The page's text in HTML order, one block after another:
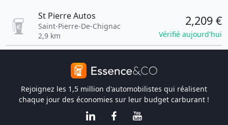
St Pierre Autos
Saint-Pierre-De-Chignac
2,9 km
2,209 €
Vérifié aujourd'hui
Rejoignez les 1,5 million d'automobilistes qui réalisent
chaque jour des économies sur leur budget carburant !